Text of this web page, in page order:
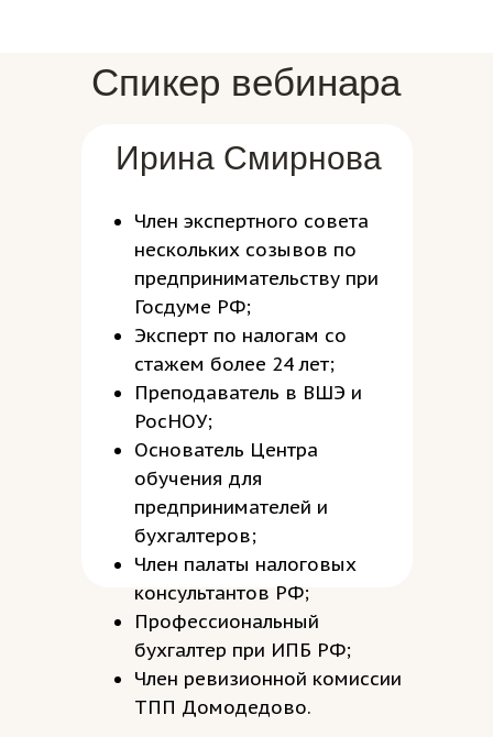
Спикер вебинара
Ирина Смирнова
Член экспертного совета
нескольких созывов по
предпринимательству при
Госдуме РФ;
Эксперт по налогам со
стажем более 24 лет;
Преподаватель в ВШЭ и
РосНОУ;
Основатель Центра
обучения для
предпринимателей и
бухгалтеров;
Член палаты налоговых
консультантов РФ;
Профессиональный
бухгалтер при ИПБ РФ;
Член ревизионной комиссии
ТПП Домодедово.